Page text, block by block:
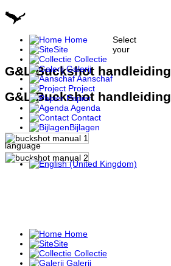
Home
Site
Collectie
Galerij
Aanschaf
Project
Papier
Agenda
Contact
Bijlagen
Select
your
language
G&L Buckshot handleiding
G&L Buckshot handleiding
Home
Site
Collectie
Galerij